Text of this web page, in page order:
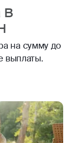
на сумму до
выплаты.